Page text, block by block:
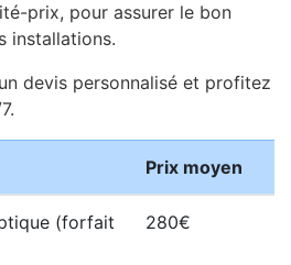
prix, pour assurer le bon
installations.
devis personnalisé et profitez
Prix moyen
(forfait
280€